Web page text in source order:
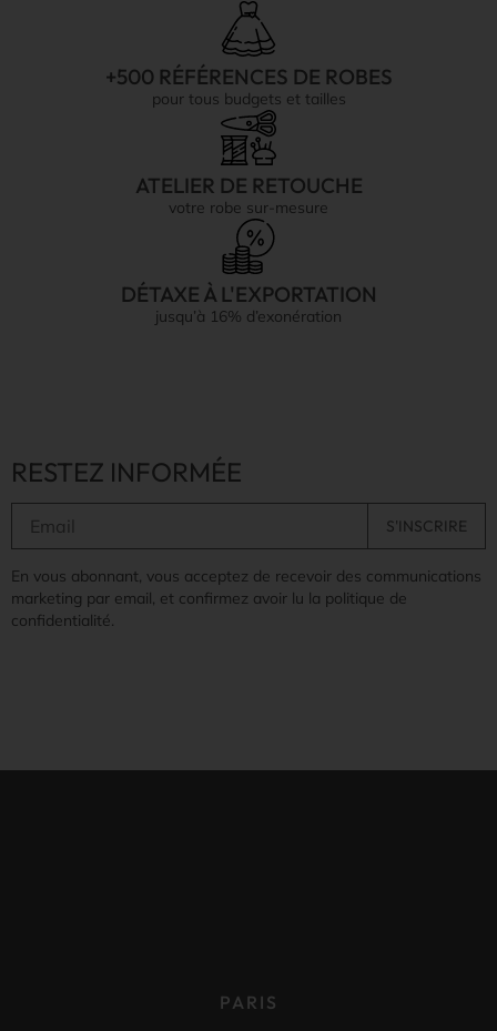
+500 RÉFÉRENCES DE ROBES
pour tous budgets et tailles
ATELIER DE RETOUCHE
votre robe sur-mesure
DÉTAXE À L'EXPORTATION
jusqu’à 16% d’exonération
RESTEZ INFORMÉE
En vous abonnant, vous acceptez de recevoir des communications
marketing par email, et confirmez avoir lu la politique de
confidentialité.
PARIS